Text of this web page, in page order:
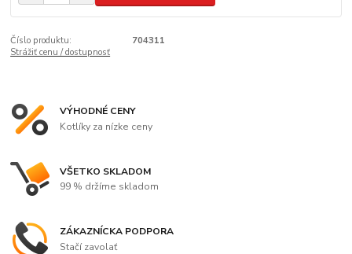
Číslo produktu:
704311
Strážiť cenu / dostupnosť
VÝHODNÉ CENY
Kotlíky za nízke ceny
VŠETKO SKLADOM
99 % držíme skladom
ZÁKAZNÍCKA PODPORA
Stačí zavolať